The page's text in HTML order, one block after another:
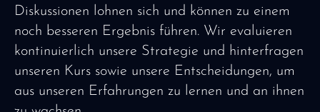
Diskussionen lohnen sich und können zu einem
noch besseren Ergebnis führen. Wir evaluieren
kontinuierlich unsere Strategie und hinterfragen
unseren Kurs sowie unsere Entscheidungen, um
aus unseren Erfahrungen zu lernen und an ihnen